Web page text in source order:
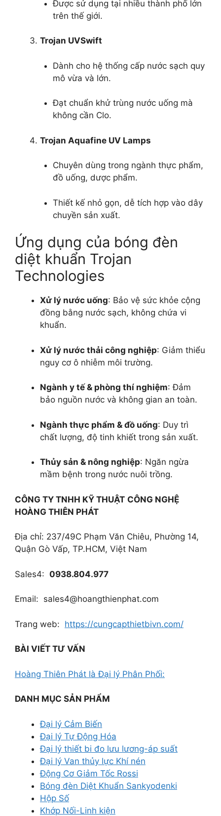
Được sử dụng tại nhiều thành phố lớn
trên thế giới.
Trojan UVSwift
Dành cho hệ thống cấp nước sạch quy
mô vừa và lớn.
Đạt chuẩn khử trùng nước uống mà
không cần Clo.
Trojan Aquafine UV Lamps
Chuyên dùng trong ngành thực phẩm,
đồ uống, dược phẩm.
Thiết kế nhỏ gọn, dễ tích hợp vào dây
chuyền sản xuất.
Ứng dụng của bóng đèn
diệt khuẩn Trojan
Technologies
Xử lý nước uống: Bảo vệ sức khỏe cộng
đồng bằng nước sạch, không chứa vi
khuẩn.
Xử lý nước thải công nghiệp: Giảm thiểu
nguy cơ ô nhiễm môi trường.
Ngành y tế & phòng thí nghiệm: Đảm
bảo nguồn nước và không gian an toàn.
Ngành thực phẩm & đồ uống: Duy trì
chất lượng, độ tinh khiết trong sản xuất.
Thủy sản & nông nghiệp: Ngăn ngừa
mầm bệnh trong nước nuôi trồng.
CÔNG TY TNHH KỸ THUẬT CÔNG NGHỆ
HOÀNG THIÊN PHÁT
Địa chỉ: 237/49C Phạm Văn Chiêu, Phường 14,
Quận Gò Vấp, TP.HCM, Việt Nam
Sales4: 0938.804.977
Email: sales4@hoangthienphat.com
Trang web: https://cungcapthietbivn.com/
BÀI VIẾT TƯ VẤN
Hoàng Thiên Phát là Đại lý Phân Phối:
DANH MỤC SẢN PHẨM
Đại lý Cảm Biến
Đại lý Tự Động Hóa
Đại lý thiết bi đo lưu lương-áp suất
Đại lý Van thủy lực Khí nén
Động Cơ Giảm Tốc Rossi
Bóng đèn Diệt Khuẩn Sankyodenki
Hộp Số
Khớp Nối-Linh kiện